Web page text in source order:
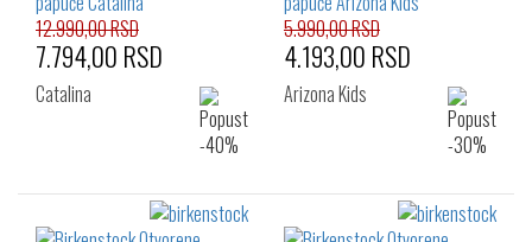
12.990,00 RSD
7.794,00 RSD
Catalina
5.990,00 RSD
4.193,00 RSD
Arizona Kids